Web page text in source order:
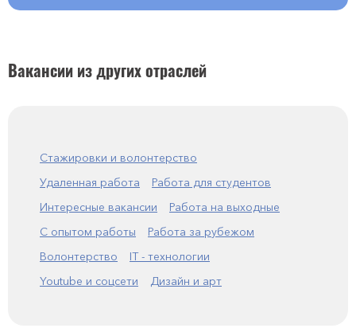
Вакансии из других отраслей
Стажировки и волонтерство
Удаленная работа
Работа для студентов
Интересные вакансии
Работа на выходные
С опытом работы
Работа за рубежом
Волонтерство
IT - технологии
Youtube и соцсети
Дизайн и арт